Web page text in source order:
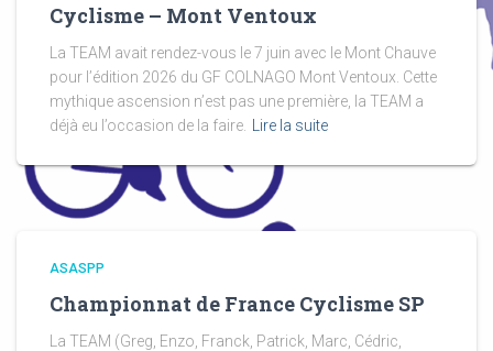
Cyclisme – Mont Ventoux
La TEAM avait rendez-vous le 7 juin avec le Mont Chauve
pour l’édition 2026 du GF COLNAGO Mont Ventoux. Cette
mythique ascension n’est pas une première, la TEAM a
déjà eu l’occasion de la faire.
Lire la suite
ASASPP
Championnat de France Cyclisme SP
La TEAM (Greg, Enzo, Franck, Patrick, Marc, Cédric,